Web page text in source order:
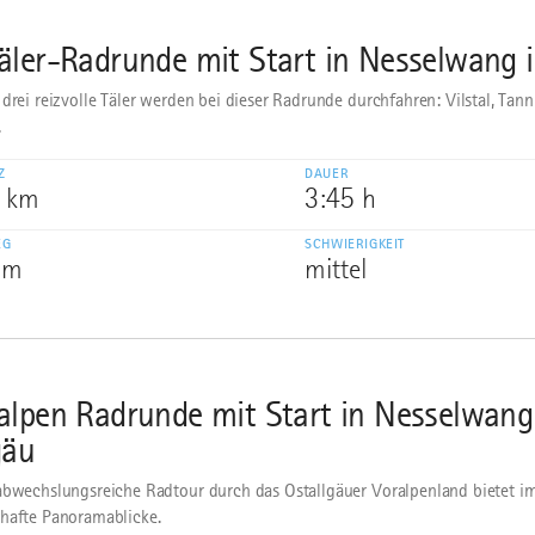
Radrunde mit Start in Nesselwang
reizvolle Täler werden bei dieser Radrunde durchfahren: Vilstal,
DAUER
3:45 h
SCHWIERIGKEIT
mittel
Radrunde mit Start in
Radtour durch das Ostallgäuer Voralpenland bietet
Panoramablicke.